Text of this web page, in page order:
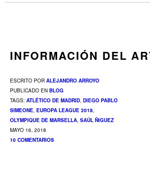
INFORMACIÓN DEL
ESCRITO POR ALEJANDRO ARROYO
PUBLICADO EN BLOG
TAGS: ATLÉTICO DE MADRID, DIEGO PABLO
SIMEONE, EUROPA LEAGUE 2018,
OLYMPIQUE DE MARSELLA, SAÚL ÑIGUEZ
MAYO 16, 2018
10 COMENTARIOS